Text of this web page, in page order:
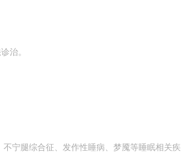
治。
宁腿综合征、发作性睡病、梦魇等睡眠相关疾